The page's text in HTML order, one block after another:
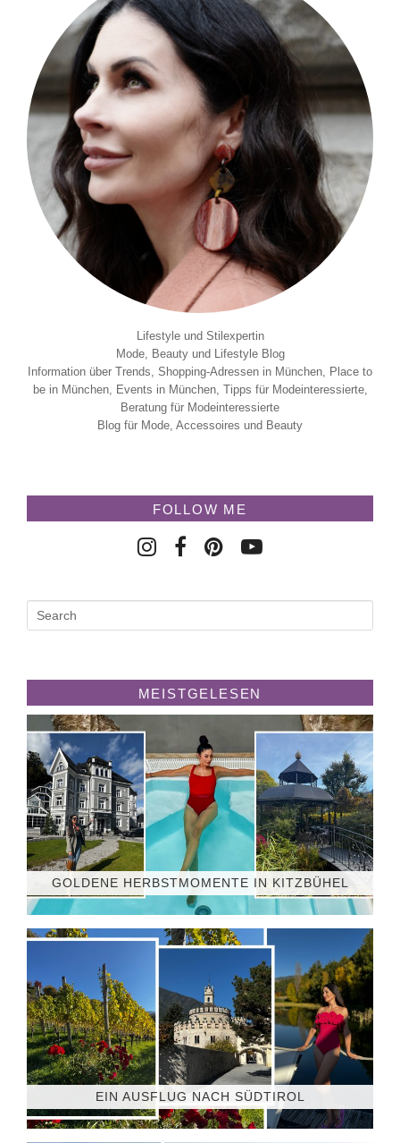
Lifestyle und Stilexpertin
Mode, Beauty und Lifestyle Blog
Information über Trends, Shopping-Adressen in München, Place to
be in München, Events in München, Tipps für Modeinteressierte,
Beratung für Modeinteressierte
Blog für Mode, Accessoires und Beauty
FOLLOW ME
MEISTGELESEN
GOLDENE HERBSTMOMENTE IN KITZBÜHEL
EIN AUSFLUG NACH SÜDTIROL